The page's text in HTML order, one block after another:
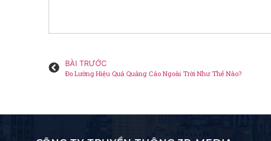
BÀI TRƯỚC
Đo Lường Hiệu Quả Quảng Cáo Ngoài Trời Như Thế Nào?